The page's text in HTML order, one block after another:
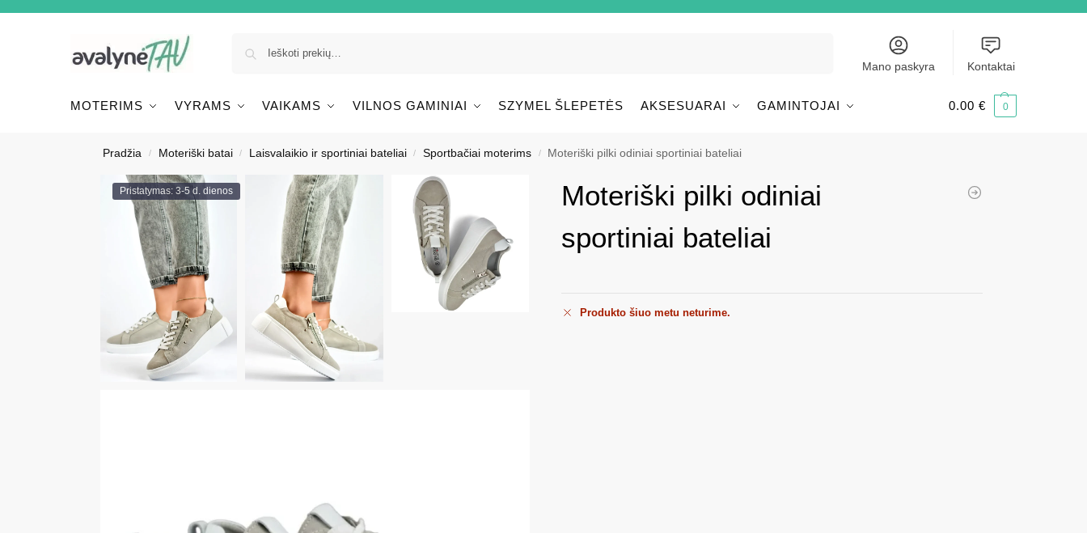
Mano paskyra Kontaktai
MOTERIMS VYRAMS VAIKAMS VILNOS GAMINIAI SZYMEL ŠLEPETĖS AKSESUARAI GAMINTOJAI 0.00 € 0
Pradžia / Moteriški batai / Laisvalaikio ir sportiniai bateliai / Sportbačiai moterims / Moteriški pilki odiniai sportiniai bateliai
Pristatymas: 3-5 d. dienos
Moteriški pilki odiniai
sportiniai bateliai
Produkto šiuo metu neturime.